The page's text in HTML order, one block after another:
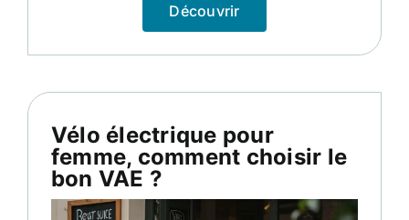
Découvrir
Vélo électrique pour
femme, comment choisir le
bon VAE ?